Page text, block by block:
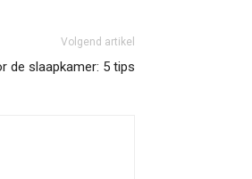
Volgend artikel
de slaapkamer: 5 tips